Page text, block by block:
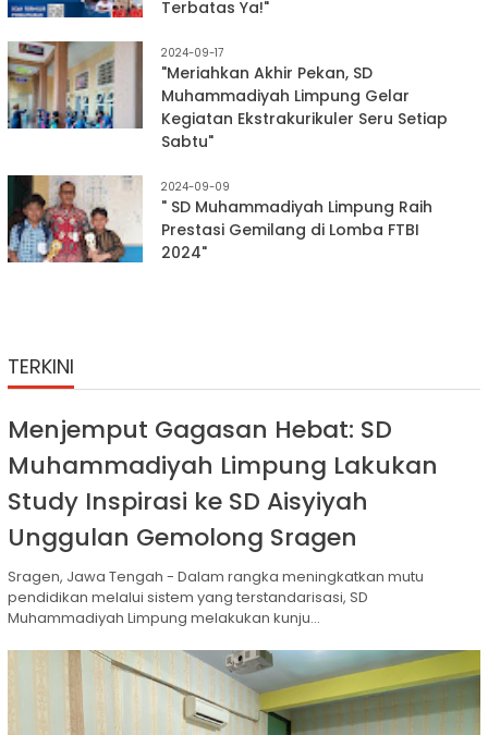
Terbatas Ya!"
2024-09-17
"Meriahkan Akhir Pekan, SD
Muhammadiyah Limpung Gelar
Kegiatan Ekstrakurikuler Seru Setiap
Sabtu"
2024-09-09
" SD Muhammadiyah Limpung Raih
Prestasi Gemilang di Lomba FTBI
2024"
TERKINI
Menjemput Gagasan Hebat: SD
Muhammadiyah Limpung Lakukan
Study Inspirasi ke SD Aisyiyah
Unggulan Gemolong Sragen
Sragen, Jawa Tengah - Dalam rangka meningkatkan mutu
pendidikan melalui sistem yang terstandarisasi, SD
Muhammadiyah Limpung melakukan kunju...